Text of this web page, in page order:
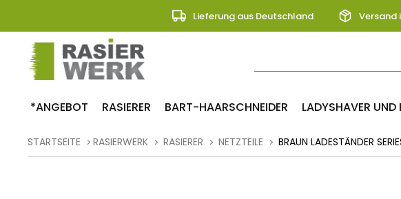
Lieferung aus Deutschland Versand
*ANGEBOT RASIERER BART-HAARSCHNEIDER LADYSHAVER UND
STARTSEITE RASIERWERK RASIERER NETZTEILE BRAUN LADESTÄNDER